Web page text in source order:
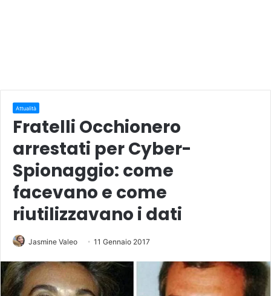
Attualità
Fratelli Occhionero
arrestati per Cyber-
Spionaggio: come
facevano e come
riutilizzavano i dati
Jasmine Valeo 11 Gennaio 2017